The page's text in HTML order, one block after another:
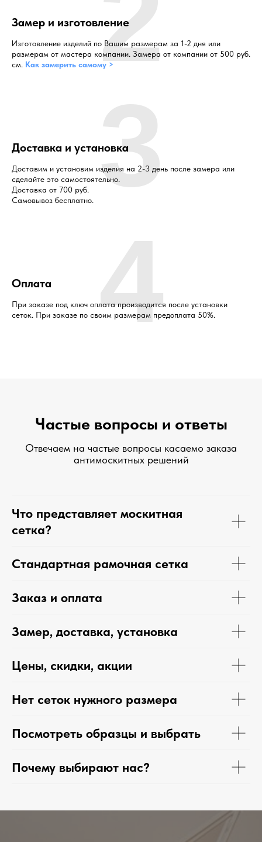
Замер и изготовление
Изготовление изделий по Вашим размерам за 1-2 дня или
размерам от мастера компании. Замера от компании от 500 руб.
см. Как замерить самому >
Доставка и установка
Доставим и установим изделия на 2-3 день после замера или
сделайте это самостоятельно.
Доставка от 700 руб.
Самовывоз бесплатно. 3
Оплата
При заказе под ключ оплата производится после установки
сеток. При заказе по своим размерам предоплата 50%.
4
Частые вопросы и ответы
Отвечаем на частые вопросы касаемо заказа
антимоскитных решений
Что представляет москитная
сетка?
Стандартная рамочная сетка
Заказ и оплата
Замер, доставка, установка
Цены, скидки, акции
Нет сеток нужного размера
Посмотреть образцы и выбрать
Почему выбирают нас?